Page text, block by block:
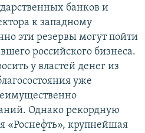
банков и
к западному
эти резервы могут пойти
российского бизнеса.
у властей денег из
уже
Однако рекордную
«Роснефть», крупнейшая